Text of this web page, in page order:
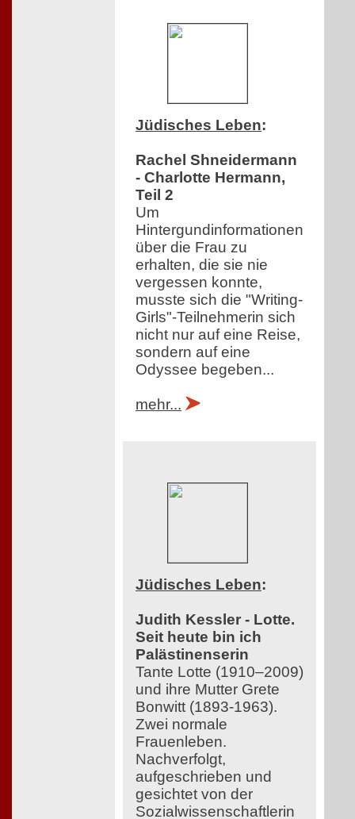
Jüdisches Leben:
Rachel Shneidermann
- Charlotte Hermann,
Teil 2
Um
Hintergundinformationen
über die Frau zu
erhalten, die sie nie
vergessen konnte,
musste sich die "Writing-
Girls"-Teilnehmerin sich
nicht nur auf eine Reise,
sondern auf eine
Odyssee begeben...
mehr...
Jüdisches Leben:
Judith Kessler - Lotte.
Seit heute bin ich
Palästinenserin
Tante Lotte (1910–2009)
und ihre Mutter Grete
Bonwitt (1893-1963).
Zwei normale
Frauenleben.
Nachverfolgt,
aufgeschrieben und
gesichtet von der
Sozialwissenschaftlerin